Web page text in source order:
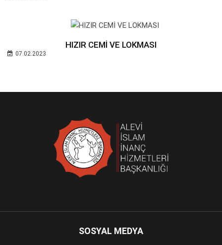
HIZIR CEMİ VE LOKMASI
07.02.2023
SOSYAL MEDYA